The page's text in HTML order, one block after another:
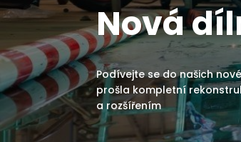
Nová
Podívejte se do našich
prošla kompletní
a rozšířením